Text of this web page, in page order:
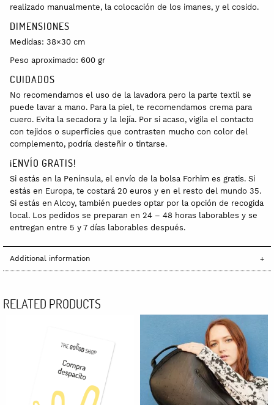
realizado manualmente, la colocación de los imanes, y el cosido.
DIMENSIONES
Medidas: 38×30 cm
Peso aproximado: 600 gr
CUIDADOS
No recomendamos el uso de la lavadora pero la parte textil se
puede lavar a mano. Para la piel, te recomendamos crema para
cuero. Evita la secadora y la lejía. Por si acaso, vigila el contacto
con tejidos o superficies que contrasten mucho con color del
complemento, podría desteñir o tintarse.
¡ENVÍO GRATIS!
Si estás en la Península, el envío de la bolsa Forhim es gratis. Si
estás en Europa, te costará 20 euros y en el resto del mundo 35.
Si estás en Alcoy, también puedes optar por la opción de recogida
local. Los pedidos se preparan en 24 – 48 horas laborables y se
entregan entre 5 y 7 días laborables después.
Additional information
RELATED PRODUCTS